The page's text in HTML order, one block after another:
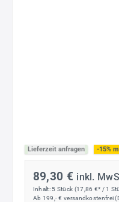
Lieferzeit anfragen -15%
89,30 € inkl.
Inhalt: 5 Stück (17,86 €* / 1
Ab 199,- € versandkostenfrei